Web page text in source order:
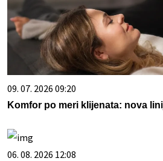
09. 07. 2026 09:20
Komfor po meri klijenata: nova
06. 08. 2026 12:08